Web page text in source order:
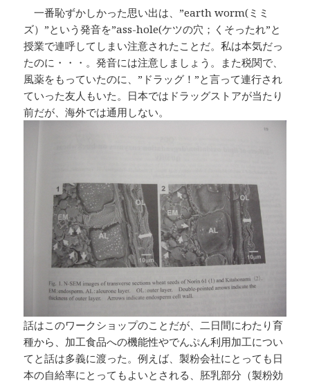
一番恥ずかしかった思い出は、”earth worm(ミミ
ズ）”という発音を”ass-hole(ケツの穴；くそったれ”と
授業で連呼してしまい注意されたことだ。私は本気だっ
たのに・・・。発音には注意しましょう。また税関で、
風薬をもっていたのに、”ドラッグ！”と言って連行され
ていった友人もいた。日本ではドラッグストアが当たり
前だが、海外では通用しない。
話はこのワークショップのことだが、二日間にわたり育
種から、加工食品への機能性やでんぷん利用加工につい
てと話は多義に渡った。例えば、製粉会社にとっても日
本の自給率にとってもよいとされる、胚乳部分（製粉効